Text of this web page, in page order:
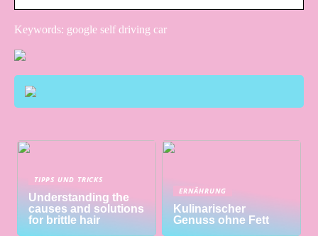
Keywords: google self driving car
TIPPS UND TRICKS
Understanding the
causes and solutions
for brittle hair
ERNÄHRUNG
Kulinarischer
Genuss ohne Fett